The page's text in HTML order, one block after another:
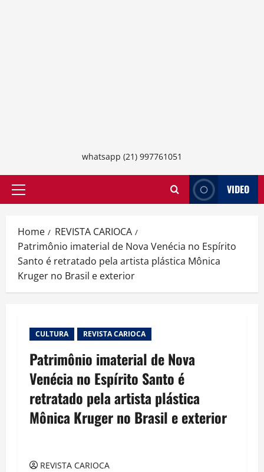
whatsapp (21) 997761051
Primary
VIDEO
Home
REVISTA CARIOCA
Patrimônio imaterial de Nova Venécia no Espírito
Santo é retratado pela artista plástica Mônica
Kruger no Brasil e exterior
CULTURA REVISTA CARIOCA
Patrimônio imaterial de Nova
Venécia no Espírito Santo é
retratado pela artista plástica
Mônica Kruger no Brasil e exterior
REVISTA CARIOCA